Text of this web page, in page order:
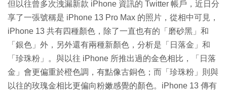
但以往曾多次洩漏新款 iPhone 資訊的 Twitter 帳戶，近日分
享了一張號稱是 iPhone 13 Pro Max 的照片，從相中可見，
iPhone 13 共有四種顏色，除了一直也有的「磨砂黑」和
「銀色」外，另外還有兩種新顏色，分析是「日落金」和
「珍珠粉」。與以往 iPhone 所推出過的金色相比，「日落
金」會更偏重於橙色調，有點像古銅色；而「珍珠粉」則與
以往的玫瑰金相比更偏向粉嫩感覺的顏色。iPhone 13 傳有